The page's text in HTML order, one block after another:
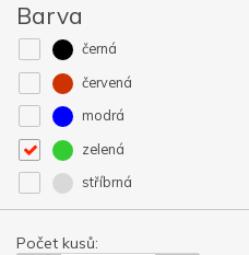
Barva
černá
červená
modrá
zelená
stříbrná
Počet kusů: